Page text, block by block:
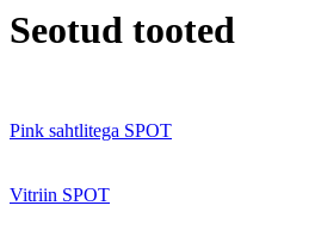
Seotud tooted
Pink sahtlitega SPOT
Vitriin SPOT